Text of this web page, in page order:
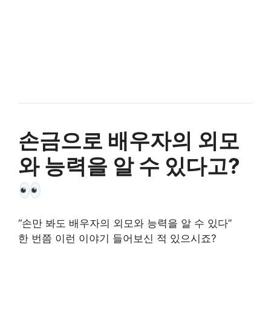
손금으로 배우자의 외모
와 능력을 알 수 있다고?
“손만 봐도 배우자의 외모와 능력을 알 수 있다”
한 번쯤 이런 이야기 들어보신 적 있으시죠?